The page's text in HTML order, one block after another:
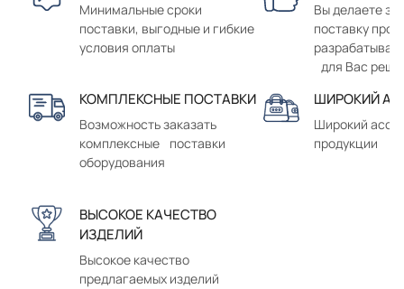
Минимальные сроки
поставки, выгодные и гибкие
условия оплаты
Вы делаете
поставку
для Вас
КОМПЛЕКСНЫЕ ПОСТАВКИ
Возможность заказать
комплексные поставки
оборудования
ШИРОКИЙ
Широкий
продукции
ВЫСОКОЕ КАЧЕСТВО
ИЗДЕЛИЙ
Высокое качество
предлагаемых изделий